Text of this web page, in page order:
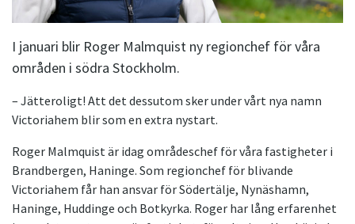
I januari blir Roger Malmquist ny regionchef för våra
områden i södra Stockholm.
– Jätteroligt! Att det dessutom sker under vårt nya namn
Victoriahem blir som en extra nystart.
Roger Malmquist är idag områdeschef för våra fastigheter i
Brandbergen, Haninge. Som regionchef för blivande
Victoriahem får han ansvar för Södertälje, Nynäshamn,
Haninge, Huddinge och Botkyrka. Roger har lång erfarenhet